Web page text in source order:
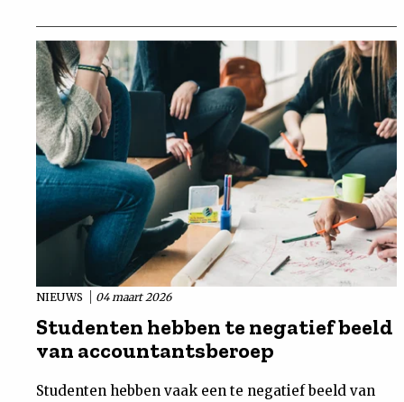
NIEUWS 04 maart 2026
Studenten hebben te negatief beeld
van accountantsberoep
Studenten hebben vaak een te negatief beeld van